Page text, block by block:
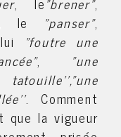
le "panser",
"foutre une
, "une
. Comment
la vigueur